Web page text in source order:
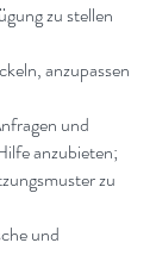
zu stellen
anzupassen
und
anzubieten;
zu
und